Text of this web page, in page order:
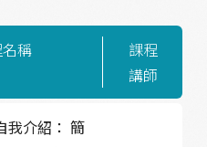
稱
課程
講師
我介紹： 簡